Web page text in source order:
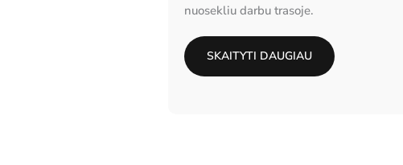
nuosekliu darbu trasoje.
SKAITYTI DAUGIAU